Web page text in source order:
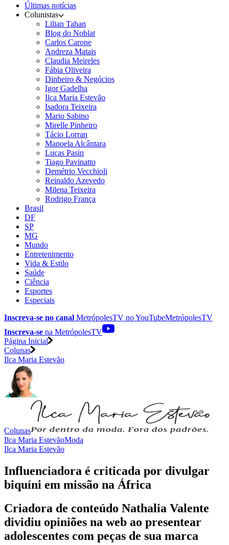
Últimas notícias
Colunistas
Lilian Tahan
Blog do Noblat
Carlos Carone
Andreza Matais
Claudia Meireles
Fábia Oliveira
Dinheiro & Negócios
Igor Gadelha
Ilca Maria Estevão
Isadora Teixeira
Mario Sabino
Mirelle Pinheiro
Tácio Lorran
Manoela Alcântara
Lucas Pasin
Tiago Pavinatto
Demétrio Vecchioli
Reinaldo Azevedo
Milena Teixeira
Rodrigo França
Brasil
DF
SP
MG
Mundo
Entretenimento
Vida & Estilo
Saúde
Ciência
Esportes
Especiais
Inscreva-se no canal MetrópolesTV noYouTubeMetrópolesTV
Inscreva-se na MetrópolesTV
Página Inicial
Colunas
Ilca Maria Estevão
Colunas
Ilca Maria EstevãoModa
Ilca Maria Estevão
Influenciadora é criticada por divulgar
biquíni em missão na África
Criadora de conteúdo Nathalia Valente
dividiu opiniões na web ao presentear
adolescentes com peças de sua marca